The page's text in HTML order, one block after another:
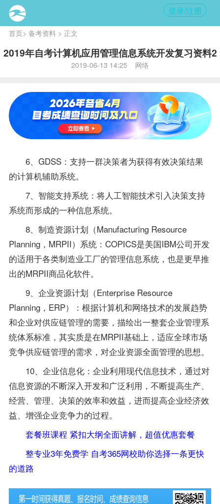
登录/注册
首页> 备考资料> 正文
2019年自考计算机应用管理信息系统开发复习资料2
2019-06-13 14:25 网络
6、GDSS：支持一群决策者为获得有效决策结果
的计算机辅助系统。
7、智能支持系统：将人工智能技术引入决策支持
系统而形成的一种信息系统。
8、制造资源计划（Manufacturing Resource
Planning，MRPII）系统：COPICS是美国IBM公司开发
的适用于各类制造业工厂的管理信息系统，也是更早推
出的MRPII商品化软件。
9、企业资源计划（Enterprise Resource
Planning，ERP）：根据计算机和网络技术的发展趋势
和企业对供应链管理的需要，描绘出一整套企业管理系
统体系标准，其实质是在MRPII基础上，适应全球市场
竞争供应链管理的需求，对企业资源全面管理的思想。
10、企业信息化：企业利用现代信息技术，通过对
信息资源的不断深入开发和广泛利用，不断提高生产、
经营、管理、决策的效率和效益，进而提高企业经济效
益、增强企业竞争力的过程。
套餐班课程 紧扣大纲全面讲解，超值优惠套餐
整专业3年免费学 自考365网校助你选择一条更快
的道路